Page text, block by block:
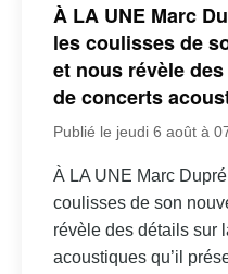
À LA UNE Marc
les coulisses de
et nous révèle
de concerts
Publié le jeudi 6 août à
À LA UNE Marc
coulisses de son
révèle des détails sur
acoustiques qu’il